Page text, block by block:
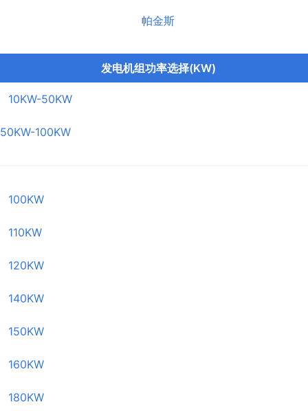
帕金斯
发电机组功率选择(KW)
10KW-50KW
50KW-100KW
100KW
110KW
120KW
140KW
150KW
160KW
180KW